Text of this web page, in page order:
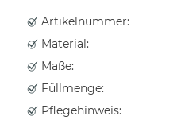
Artikelnummer:
Material:
Maße:
Füllmenge:
Pflegehinweis: